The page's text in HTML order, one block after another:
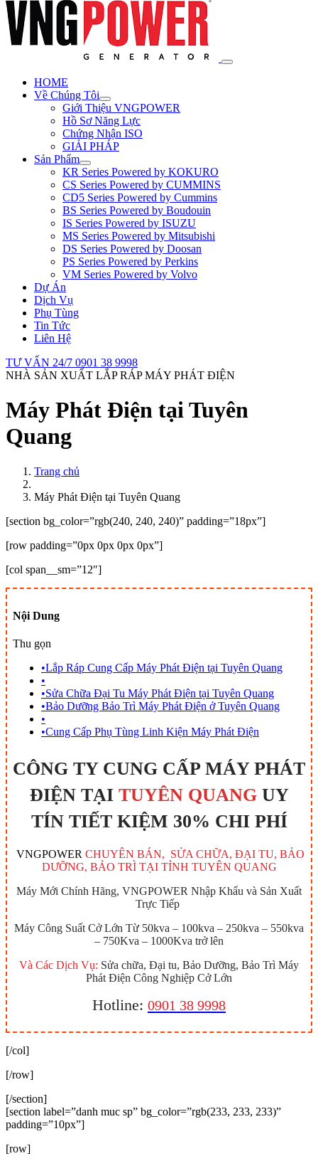
HOME
Về Chúng Tôi
Giới Thiệu VNGPOWER
Hồ Sơ Năng Lực
Chứng Nhận ISO
GIẢI PHÁP
Sản Phẩm
KR Series Powered by KOKURO
CS Series Powered by CUMMINS
CD5 Series Powered by Cummins
BS Series Powered by Boudouin
IS Series Powered by ISUZU
MS Series Powered by Mitsubishi
DS Series Powered by Doosan
PS Series Powered by Perkins
VM Series Powered by Volvo
Dự Án
Dịch Vụ
Phụ Tùng
Tin Tức
Liên Hệ
TƯ VẤN 24/7 0901 38 9998
NHÀ SẢN XUẤT LẮP RÁP MÁY PHÁT ĐIỆN
Máy Phát Điện tại Tuyên
Quang
Trang chủ
Máy Phát Điện tại Tuyên Quang
[section bg_color=”rgb(240, 240, 240)” padding=”18px”]
[row padding=”0px 0px 0px 0px”]
[col span__sm=”12″]
Nội Dung
Thu gọn
•Lắp Ráp Cung Cấp Máy Phát Điện tại Tuyên Quang
•
•Sửa Chữa Đại Tu Máy Phát Điện tại Tuyên Quang
•Bảo Dưỡng Bảo Trì Máy Phát Điện ở Tuyên Quang
•
•Cung Cấp Phụ Tùng Linh Kiện Máy Phát Điện
CÔNG TY CUNG CẤP MÁY PHÁT
ĐIỆN TẠI TUYÊN QUANGUY
TÍN TIẾT KIỆM 30% CHI PHÍ
VNGPOWER CHUYÊN BÁN, SỬA CHỮA, ĐẠI TU, BẢO
DƯỠNG, BẢO TRÌ TẠI TỈNH TUYÊN QUANG
Máy Mới Chính Hãng, VNGPOWER Nhập Khẩu và Sản Xuất
Trực Tiếp
Máy Công Suất Cở Lớn Từ 50kva – 100kva – 250kva – 550kva
– 750Kva – 1000Kva trở lên
Và Các Dịch Vụ: Sửa chữa, Đại tu, Bảo Dưỡng, Bảo Trì Máy
Phát Điện Công Nghiệp Cở Lớn
Hotline: 0901 38 9998
[/col]
[/row]
[/section]
[section label=”danh muc sp” bg_color=”rgb(233, 233, 233)”
padding=”10px”]
[row]